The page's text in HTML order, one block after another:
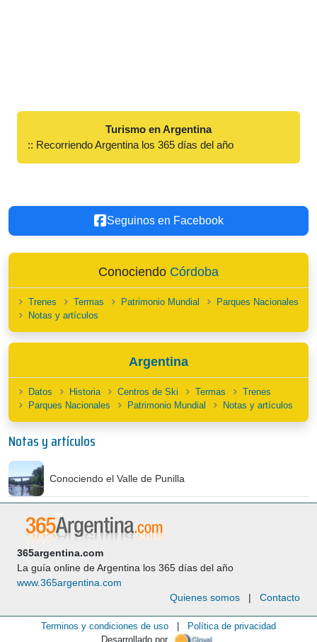
Turismo en Argentina
:: Recorriendo Argentina los 365 días del año
Seguinos en Facebook
Conociendo Córdoba
Trenes Termas Patrimonio Mundial
Parques Nacionales
Notas y artículos
Argentina
Datos Historia Centros de Ski Termas
Trenes
Parques Nacionales
Patrimonio Mundial Notas y artículos
Notas y artículos
Conociendo el Valle de Punilla
365argentina.com
La guía online de Argentina los 365 días del año
www.365argentina.com
Quienes somos | Contacto
Terminos y condiciones de uso
Política de privacidad
Desarrollado por